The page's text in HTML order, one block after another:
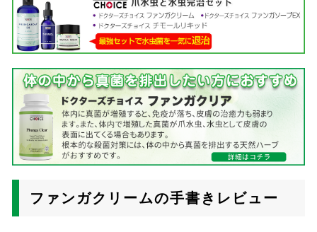
ファンガクリームの手書きレビュー